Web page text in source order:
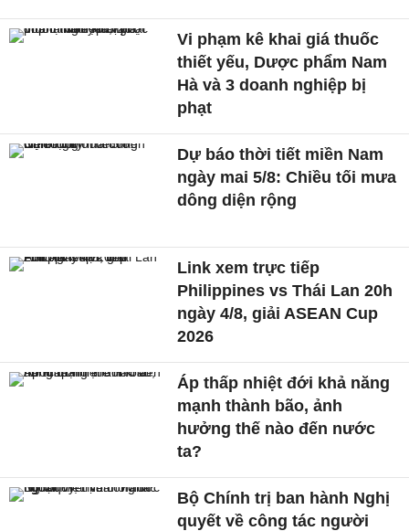
Vi phạm kê khai giá thuốc
thiết yếu, Dược phẩm Nam
Hà và 3 doanh nghiệp bị
phạt
Dự báo thời tiết miền Nam
ngày mai 5/8: Chiều tối mưa
dông diện rộng
Link xem trực tiếp
Philippines vs Thái Lan 20h
ngày 4/8, giải ASEAN Cup
2026
Áp thấp nhiệt đới khả năng
mạnh thành bão, ảnh
hưởng thế nào đến nước
ta?
Bộ Chính trị ban hành Nghị
quyết về công tác người